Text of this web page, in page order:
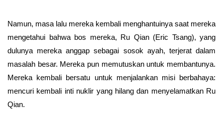
Namun, masa lalu mereka kembali menghantuinya saat mereka
mengetahui bahwa bos mereka, Ru Qian (Eric Tsang), yang
dulunya mereka anggap sebagai sosok ayah, terjerat dalam
masalah besar. Mereka pun memutuskan untuk membantunya.
Mereka kembali bersatu untuk menjalankan misi berbahaya:
mencuri kembali inti nuklir yang hilang dan menyelamatkan Ru
Qian.